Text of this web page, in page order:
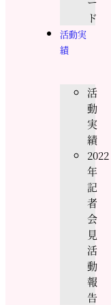
ド
活動実
績
活
動
実
績
2022
年
記
者
会
見
活
動
報
告